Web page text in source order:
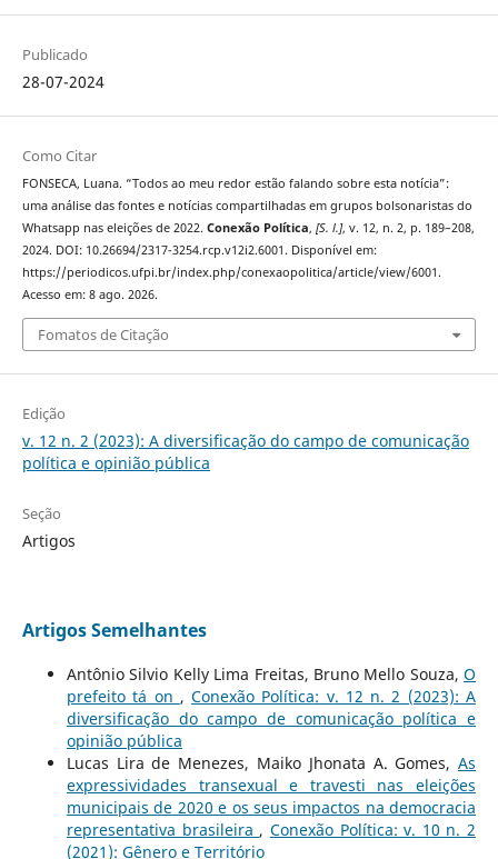
Publicado
28-07-2024
Como Citar
FONSECA, Luana. “Todos ao meu redor estão falando sobre esta notícia”:
uma análise das fontes e notícias compartilhadas em grupos bolsonaristas do
Whatsapp nas eleições de 2022. Conexão Política, [S. l.], v. 12, n. 2, p. 189–208,
2024. DOI: 10.26694/2317-3254.rcp.v12i2.6001. Disponível em:
https://periodicos.ufpi.br/index.php/conexaopolitica/article/view/6001.
Acesso em: 8 ago. 2026.
Fomatos de Citação
Edição
v. 12 n. 2 (2023): A diversificação do campo de comunicação
política e opinião pública
Seção
Artigos
Artigos Semelhantes
Antônio Silvio Kelly Lima Freitas, Bruno Mello Souza,O
prefeito tá on ,Conexão Política: v. 12 n. 2 (2023): A
diversificação do campo de comunicação política e
opinião pública
Lucas Lira de Menezes, Maiko Jhonata A. Gomes,As
expressividades transexual e travesti nas eleições
municipais de 2020 e os seus impactos na democracia
representativa brasileira , Conexão Política: v. 10 n. 2
(2021): Gênero e Território